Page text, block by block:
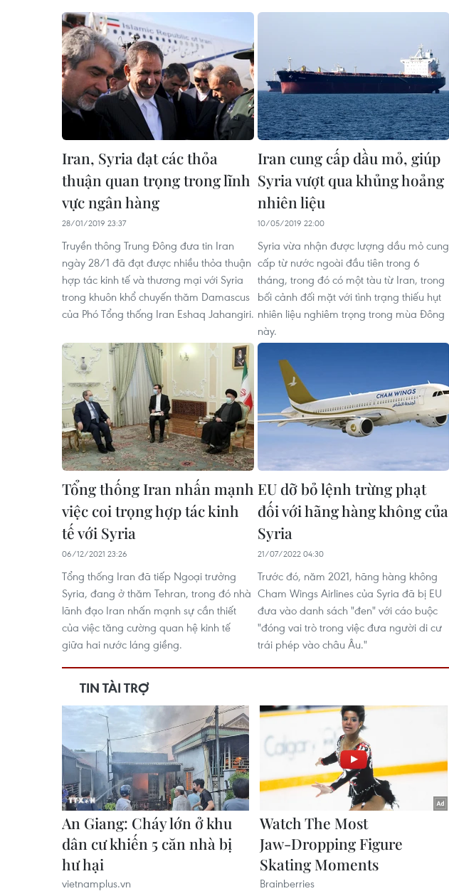
Iran, Syria đạt các thỏa
thuận quan trọng trong lĩnh
vực ngân hàng
28/01/2019 23:37
Truyền thông Trung Đông đưa tin Iran
ngày 28/1 đã đạt được nhiều thỏa thuận
hợp tác kinh tế và thương mại với Syria
trong khuôn khổ chuyến thăm Damascus
của Phó Tổng thống Iran Eshaq Jahangiri.
Iran cung cấp dầu mỏ, giúp
Syria vượt qua khủng hoảng
nhiên liệu
10/05/2019 22:00
Syria vừa nhận được lượng dầu mỏ cung
cấp từ nước ngoài đầu tiên trong 6
tháng, trong đó có một tàu từ Iran, trong
bối cảnh đối mặt với tình trạng thiếu hụt
nhiên liệu nghiêm trọng trong mùa Đông
này.
Tổng thống Iran nhấn mạnh
việc coi trọng hợp tác kinh
tế với Syria
06/12/2021 23:26
Tổng thống Iran đã tiếp Ngoại trưởng
Syria, đang ở thăm Tehran, trong đó nhà
lãnh đạo Iran nhấn mạnh sự cần thiết
của việc tăng cường quan hệ kinh tế
giữa hai nước láng giềng.
EU dỡ bỏ lệnh trừng phạt
đối với hãng hàng không của
Syria
21/07/2022 04:30
Trước đó, năm 2021, hãng hàng không
Cham Wings Airlines của Syria đã bị EU
đưa vào danh sách "đen" với cáo buộc
"đóng vai trò trong việc đưa người di cư
trái phép vào châu Âu."